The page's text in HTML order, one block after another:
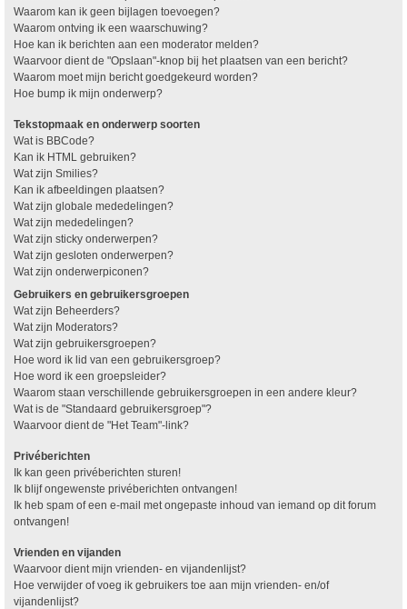
Waarom kan ik geen bijlagen toevoegen?
Waarom ontving ik een waarschuwing?
Hoe kan ik berichten aan een moderator melden?
Waarvoor dient de "Opslaan"-knop bij het plaatsen van een bericht?
Waarom moet mijn bericht goedgekeurd worden?
Hoe bump ik mijn onderwerp?
Tekstopmaak en onderwerp soorten
Wat is BBCode?
Kan ik HTML gebruiken?
Wat zijn Smilies?
Kan ik afbeeldingen plaatsen?
Wat zijn globale mededelingen?
Wat zijn mededelingen?
Wat zijn sticky onderwerpen?
Wat zijn gesloten onderwerpen?
Wat zijn onderwerpiconen?
Gebruikers en gebruikersgroepen
Wat zijn Beheerders?
Wat zijn Moderators?
Wat zijn gebruikersgroepen?
Hoe word ik lid van een gebruikersgroep?
Hoe word ik een groepsleider?
Waarom staan verschillende gebruikersgroepen in een andere kleur?
Wat is de "Standaard gebruikersgroep"?
Waarvoor dient de "Het Team"-link?
Privéberichten
Ik kan geen privéberichten sturen!
Ik blijf ongewenste privéberichten ontvangen!
Ik heb spam of een e-mail met ongepaste inhoud van iemand op dit forum
ontvangen!
Vrienden en vijanden
Waarvoor dient mijn vrienden- en vijandenlijst?
Hoe verwijder of voeg ik gebruikers toe aan mijn vrienden- en/of
vijandenlijst?